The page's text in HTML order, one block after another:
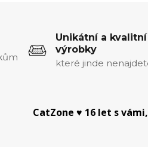
Unikátní a kvalitní
výrobky
které jinde
CatZone ♥ 16 let s